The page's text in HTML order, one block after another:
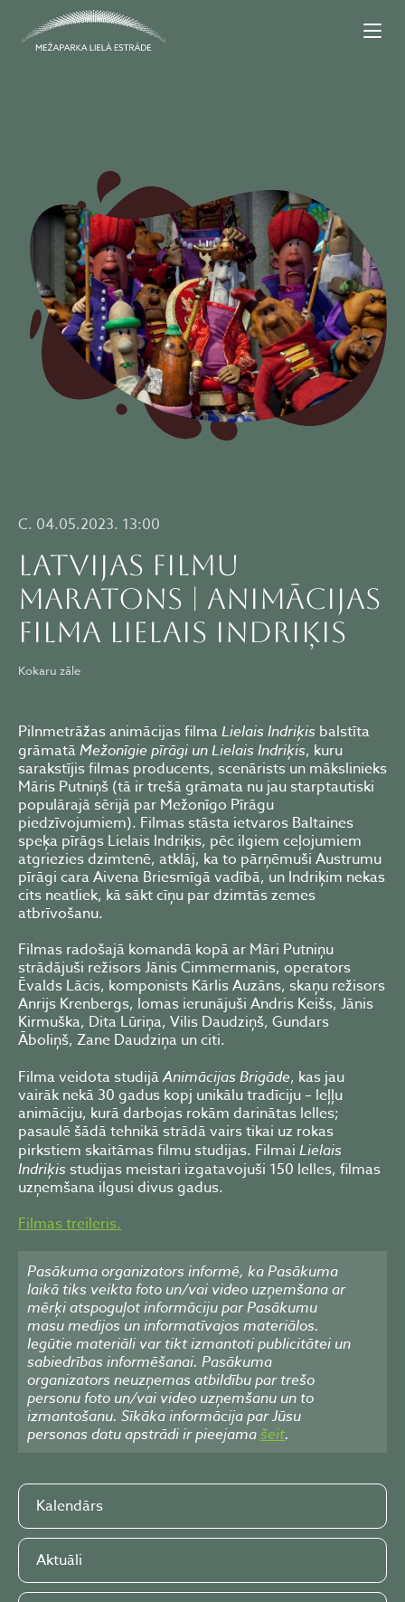
C. 04.05.2023. 13:00
Latvijas filmu
maratons | animācijas
filma LIELAIS INDRIĶIS
Kokaru zāle
Pilnmetrāžas animācijas filmaLielais Indriķis balstīta
grāmatāMežonīgie pīrāgi un Lielais Indriķis, kuru
sarakstījis filmas producents, scenārists un mākslinieks
Māris Putniņš (tā ir trešā grāmata nu jau starptautiski
populārajā sērijā par Mežonīgo Pīrāgu
piedzīvojumiem). Filmas stāsta ietvaros Baltaines
speķa pīrāgs Lielais Indriķis, pēc ilgiem ceļojumiem
atgriezies dzimtenē, atklāj, ka to pārņēmuši Austrumu
pīrāgi cara Aivena Briesmīgā vadībā, un Indriķim nekas
cits neatliek, kā sākt cīņu par dzimtās zemes
atbrīvošanu.
Filmas radošajā komandā kopā ar Māri Putniņu
strādājuši režisors Jānis Cimmermanis, operators
Ēvalds Lācis, komponists Kārlis Auzāns, skaņu režisors
Anrijs Krenbergs, lomas ierunājuši Andris Keišs, Jānis
Kirmuška, Dita Lūriņa, Vilis Daudziņš, Gundars
Āboliņš, Zane Daudziņa un citi.
Filma veidota studijāAnimācijas Brigāde, kas jau
vairāk nekā 30 gadus kopj unikālu tradīciju – leļļu
animāciju, kurā darbojas rokām darinātas lelles;
pasaulē šādā tehnikā strādā vairs tikai uz rokas
pirkstiem skaitāmas filmu studijas. Filmai Lielais
Indriķis studijas meistari izgatavojuši 150 lelles, filmas
uzņemšana ilgusi divus gadus.
Filmas treileris.
Pasākuma organizators informē, ka Pasākuma
laikā tiks veikta foto un/vai video uzņemšana ar
mērķi atspoguļot informāciju par Pasākumu
masu medijos un informatīvajos materiālos.
Iegūtie materiāli var tikt izmantoti publicitātei un
sabiedrības informēšanai. Pasākuma
organizators neuzņemas atbildību par trešo
personu foto un/vai video uzņemšanu un to
izmantošanu. Sīkāka informācija par Jūsu
personas datu apstrādi ir pieejamašeit.
Kalendārs
Aktuāli